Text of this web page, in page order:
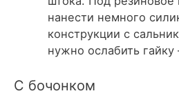
нанести немного
конструкции с
нужно ослабить
С бочонком